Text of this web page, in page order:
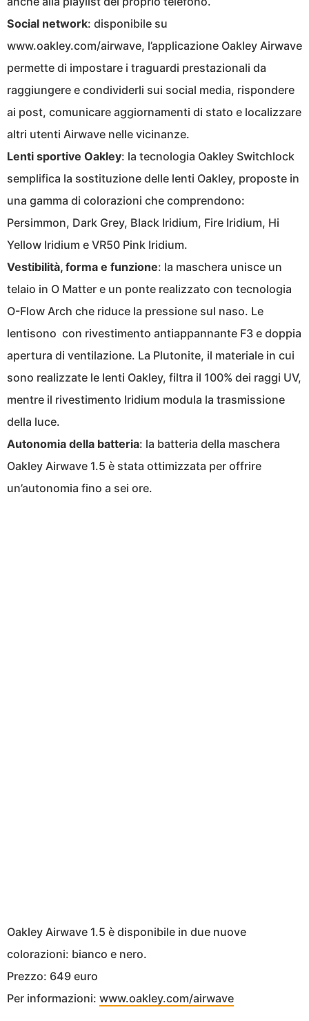
Social network: disponibile su
www.oakley.com/airwave, l’applicazione Oakley Airwave
permette di impostare i traguardi prestazionali da
raggiungere e condividerli sui social media, rispondere
ai post, comunicare aggiornamenti di stato e localizzare
altri utenti Airwave nelle vicinanze.
Lenti sportive Oakley: la tecnologia Oakley Switchlock
semplifica la sostituzione delle lenti Oakley, proposte in
una gamma di colorazioni che comprendono:
Persimmon, Dark Grey, Black Iridium, Fire Iridium, Hi
Yellow Iridium e VR50 Pink Iridium.
Vestibilità, forma e funzione: la maschera unisce un
telaio in O Matter e un ponte realizzato con tecnologia
O-Flow Arch che riduce la pressione sul naso. Le
lentisono con rivestimento antiappannante F3 e doppia
apertura di ventilazione. La Plutonite, il materiale in cui
sono realizzate le lenti Oakley, filtra il 100% dei raggi UV,
mentre il rivestimento Iridium modula la trasmissione
della luce.
Autonomia della batteria: la batteria della maschera
Oakley Airwave 1.5 è stata ottimizzata per offrire
un’autonomia fino a sei ore.
Oakley Airwave 1.5 è disponibile in due nuove
colorazioni: bianco e nero.
Prezzo: 649 euro
Per informazioni: www.oakley.com/airwave